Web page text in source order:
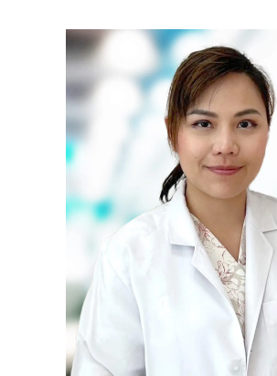
Health